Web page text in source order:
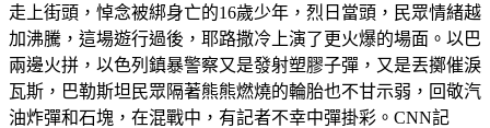
走上街頭，悼念被綁身亡的16歲少年，烈日當頭，民眾情緒越
加沸騰，這場遊行過後，耶路撒冷上演了更火爆的場面。以巴
兩邊火拼，以色列鎮暴警察又是發射塑膠子彈，又是丟擲催淚
瓦斯，巴勒斯坦民眾隔著熊熊燃燒的輪胎也不甘示弱，回敬汽
油炸彈和石塊，在混戰中，有記者不幸中彈掛彩。CNN記